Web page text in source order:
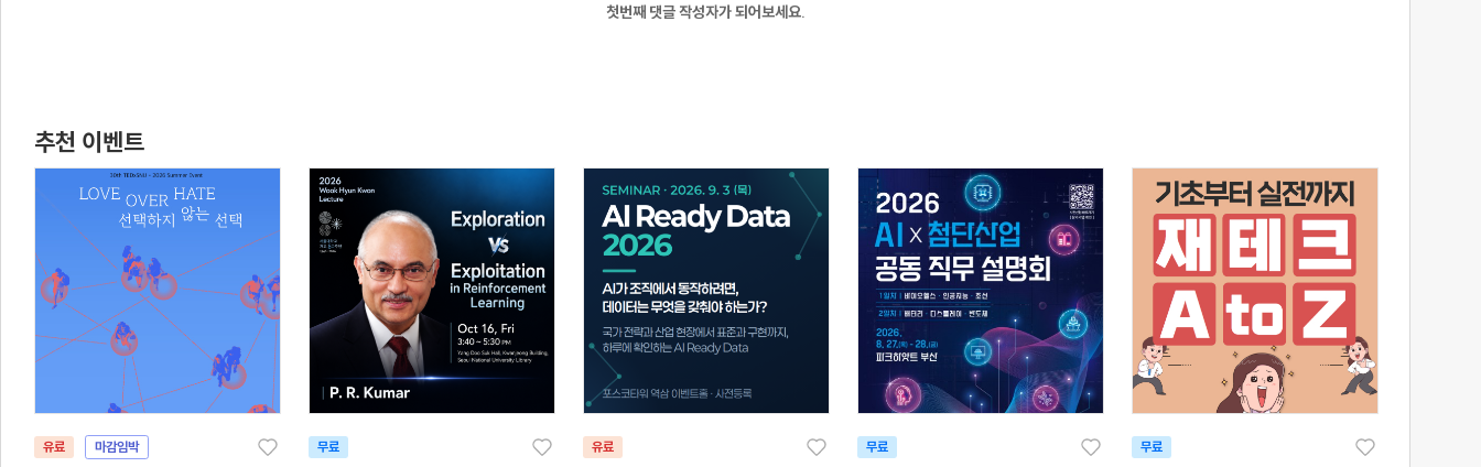
첫번째 댓글 작성자가 되어보세요.
추천 이벤트
유료 마감임박 무료 유료 무료 무료